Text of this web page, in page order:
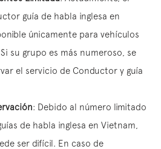
guía de habla inglesa en
únicamente para vehículos
su grupo es más numeroso, se
el servicio de Conductor y guía
: Debido al número limitado
de habla inglesa en Vietnam,
ser difícil. En caso de